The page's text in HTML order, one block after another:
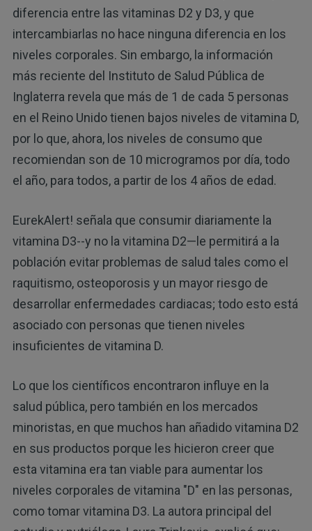
diferencia entre las vitaminas D2 y D3, y que
intercambiarlas no hace ninguna diferencia en los
niveles corporales. Sin embargo, la información
más reciente del Instituto de Salud Pública de
Inglaterra revela que más de 1 de cada 5 personas
en el Reino Unido tienen bajos niveles de vitamina D,
por lo que, ahora, los niveles de consumo que
recomiendan son de 10 microgramos por día, todo
el año, para todos, a partir de los 4 años de edad.
EurekAlert! señala que consumir diariamente la
vitamina D3--y no la vitamina D2—le permitirá a la
población evitar problemas de salud tales como el
raquitismo, osteoporosis y un mayor riesgo de
desarrollar enfermedades cardiacas; todo esto está
asociado con personas que tienen niveles
insuficientes de vitamina D.
Lo que los científicos encontraron influye en la
salud pública, pero también en los mercados
minoristas, en que muchos han añadido vitamina D2
en sus productos porque les hicieron creer que
esta vitamina era tan viable para aumentar los
niveles corporales de vitamina "D" en las personas,
como tomar vitamina D3. La autora principal del